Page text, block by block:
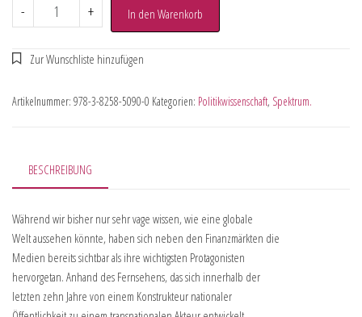
- + In den Warenkorb
Artikelnummer: 978-3-8258-5090-0 Kategorien: Politikwissenschaft, Spektrum.
BESCHREIBUNG
Während wir bisher nur sehr vage wissen, wie eine globale
Welt aussehen könnte, haben sich neben den Finanzmärkten die
Medien bereits sichtbar als ihre wichtigsten Protagonisten
hervorgetan. Anhand des Fernsehens, das sich innerhalb der
letzten zehn Jahre von einem Konstrukteur nationaler